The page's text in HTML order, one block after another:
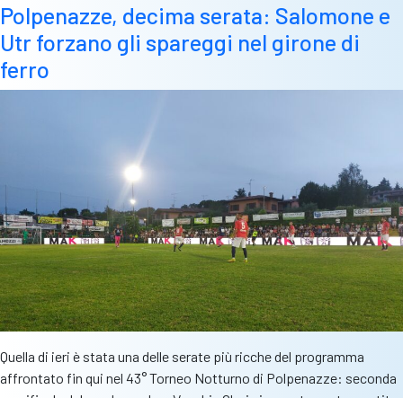
Polpenazze, decima serata: Salomone e
Utr forzano gli spareggi nel girone di
ferro
Quella di ieri è stata una delle serate più ricche del programma
affrontato fin qui nel 43° Torneo Notturno di Polpenazze: seconda